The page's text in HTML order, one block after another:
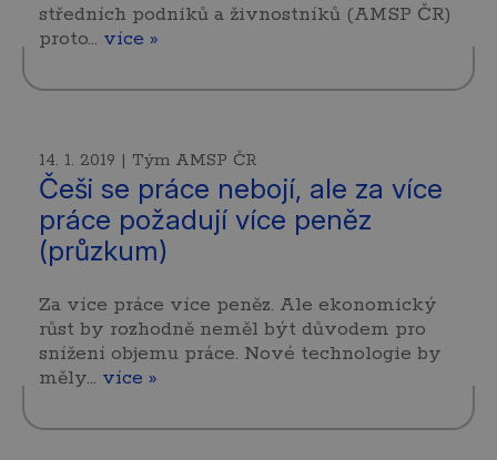
středních podniků a živnostníků (AMSP ČR)
proto… více »
14. 1. 2019 | Tým AMSP ČR
Češi se práce nebojí, ale za více
práce požadují více peněz
(průzkum)
Za více práce více peněz. Ale ekonomický
růst by rozhodně neměl být důvodem pro
snížení objemu práce. Nové technologie by
měly… více »